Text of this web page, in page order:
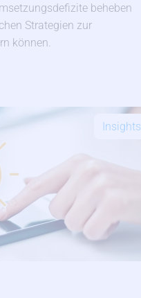
beheben
Strategien zur
können.
Insights